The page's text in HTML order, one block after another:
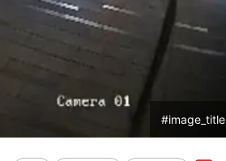
#image_title